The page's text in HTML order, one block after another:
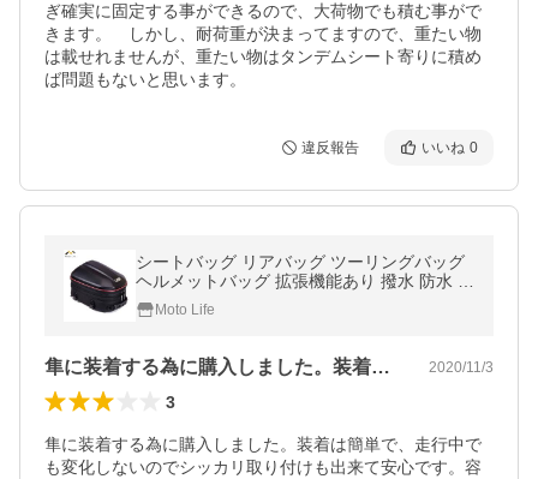
ぎ確実に固定する事ができるので、大荷物でも積む事がで
きます。　しかし、耐荷重が決まってますので、重たい物
は載せれませんが、重たい物はタンデムシート寄りに積め
ば問題もないと思います。
違反報告 いいね 0
シートバッグ リアバッグ ツーリングバッグ
ヘルメットバッグ 拡張機能あり 撥水 防水 耐
久性 ツーリング バイク用 送料無料 200038
Moto Life
隼に装着する為に購入しました。装着は簡… 2020/11/3
3
隼に装着する為に購入しました。装着は簡単で、走行中で
も変化しないのでシッカリ取り付けも出来て安心です。容